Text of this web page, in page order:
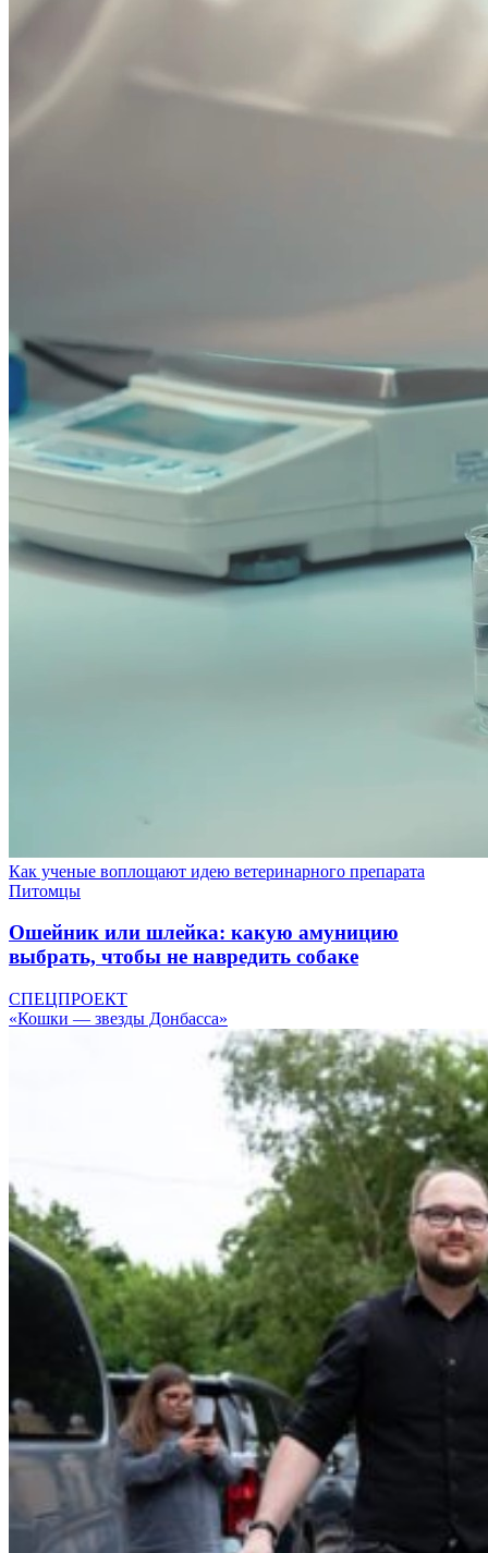
Как ученые воплощают идею ветеринарного препарата
Питомцы
Ошейник или шлейка: какую амуницию
выбрать, чтобы не навредить собаке
СПЕЦПРОЕКТ
«Кошки — звезды Донбасса»